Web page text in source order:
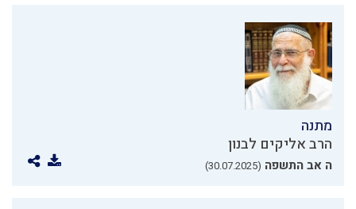
מתנה
הרב אליקים לבנון
ה אב התשפה (30.07.2025)